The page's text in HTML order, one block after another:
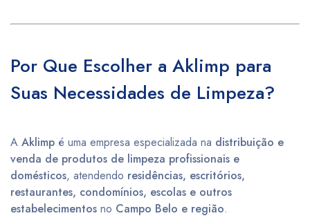
Por Que Escolher a Aklimp para
Suas Necessidades de Limpeza?
A Aklimp é uma empresa especializada na distribuição e
venda de produtos de limpeza profissionais e
domésticos, atendendo residências, escritórios,
restaurantes, condomínios, escolas e outros
estabelecimentos no Campo Belo e região.